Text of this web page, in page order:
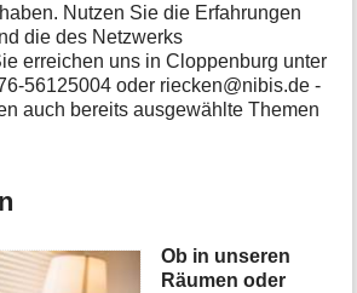
Nutzen Sie die Erfahrungen
die des Netzwerks
erreichen uns in Cloppenburg unter
56125004 oder riecken@nibis.de -
auch bereits ausgewählte Themen
Ob in unseren
Räumen oder